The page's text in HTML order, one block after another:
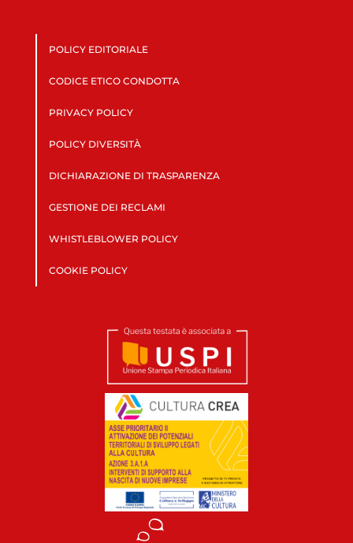
POLICY EDITORIALE
CODICE ETICO CONDOTTA
PRIVACY POLICY
POLICY DIVERSITÀ
DICHIARAZIONE DI TRASPARENZA
GESTIONE DEI RECLAMI
WHISTLEBLOWER POLICY
COOKIE POLICY